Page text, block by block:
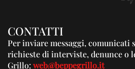
CONTATTI
Per inviare messaggi, comunicati
richieste di interviste, denunce o
Grillo:web@beppegrillo.it